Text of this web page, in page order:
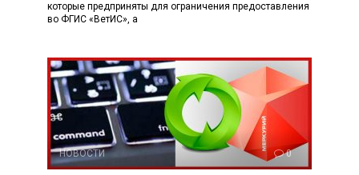
которые предприняты для ограничения предоставления
во ФГИС «ВетИС», а
НОВОСТИ 0